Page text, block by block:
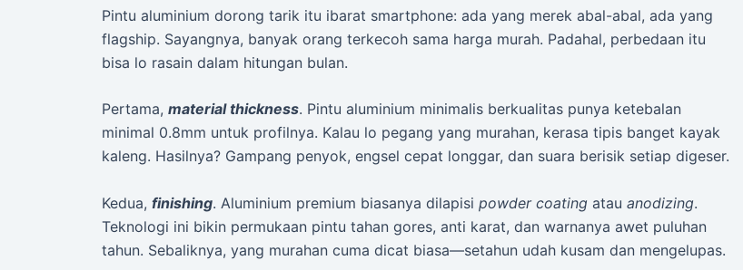
Pintu aluminium dorong tarik itu ibarat smartphone: ada yang merek abal-abal, ada yang
flagship. Sayangnya, banyak orang terkecoh sama harga murah. Padahal, perbedaan itu
bisa lo rasain dalam hitungan bulan.
Pertama, material thickness. Pintu aluminium minimalis berkualitas punya ketebalan
minimal 0.8mm untuk profilnya. Kalau lo pegang yang murahan, kerasa tipis banget kayak
kaleng. Hasilnya? Gampang penyok, engsel cepat longgar, dan suara berisik setiap digeser.
Kedua, finishing. Aluminium premium biasanya dilapisi powder coating atau anodizing.
Teknologi ini bikin permukaan pintu tahan gores, anti karat, dan warnanya awet puluhan
tahun. Sebaliknya, yang murahan cuma dicat biasa—setahun udah kusam dan mengelupas.